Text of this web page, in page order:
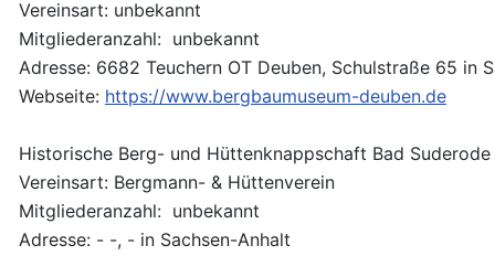
Vereinsart: unbekannt
Mitgliederanzahl: unbekannt
Adresse: 6682 Teuchern OT Deuben, Schulstraße 65 in
Webseite: https://www.bergbaumuseum-deuben.de
Historische Berg- und Hüttenknappschaft Bad Suderode
Vereinsart: Bergmann- & Hüttenverein
Mitgliederanzahl: unbekannt
Adresse: - -, - in Sachsen-Anhalt